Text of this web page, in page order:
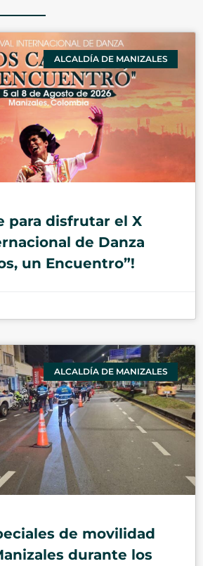
ALCALDÍA DE MANIZALES
para disfrutar el X
de Danza
un Encuentro”!
ALCALDÍA DE MANIZALES
de movilidad
durante los